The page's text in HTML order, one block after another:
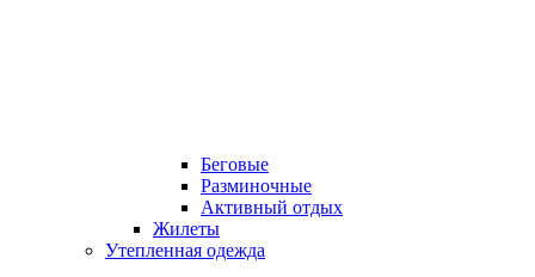
Беговые
Разминочные
Активный отдых
Жилеты
Утепленная одежда